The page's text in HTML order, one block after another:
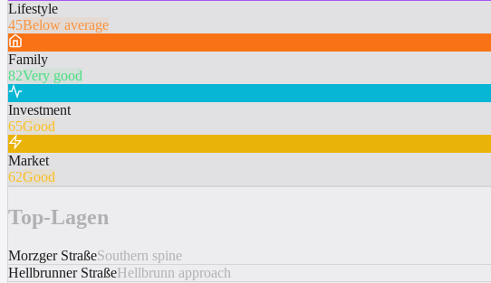
Lifestyle
45Below average
Family
82Very good
Investment
65Good
Market
62Good
Top-Lagen
Morzger StraßeSouthern spine
Hellbrunner StraßeHellbrunn approach